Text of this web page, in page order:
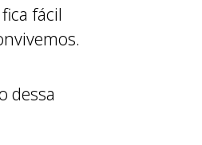
fácil
dessa